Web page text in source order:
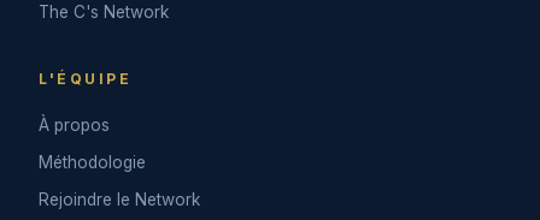
The C's Network
L'ÉQUIPE
À propos
Méthodologie
Rejoindre le Network